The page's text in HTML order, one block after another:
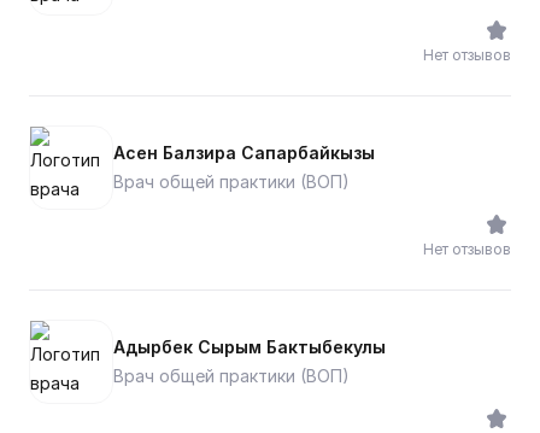
Нет отзывов
Асен Балзира Сапарбайкызы
Врач общей практики (ВОП)
Нет отзывов
Адырбек Сырым Бактыбекулы
Врач общей практики (ВОП)